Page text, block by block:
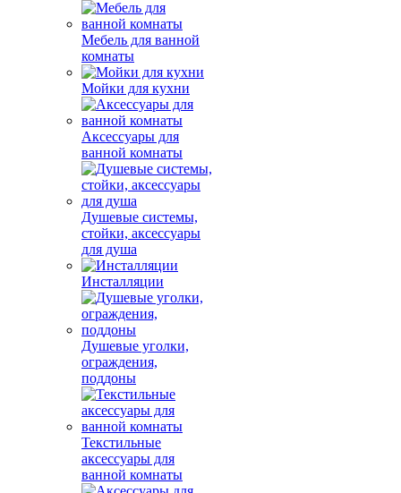
Мебель для ванной
комнаты
Мойки для кухни
Аксессуары для
ванной комнаты
Душевые системы,
стойки, аксессуары
для душа
Инсталляции
Душевые уголки,
ограждения,
поддоны
Текстильные
аксессуары для
ванной комнаты